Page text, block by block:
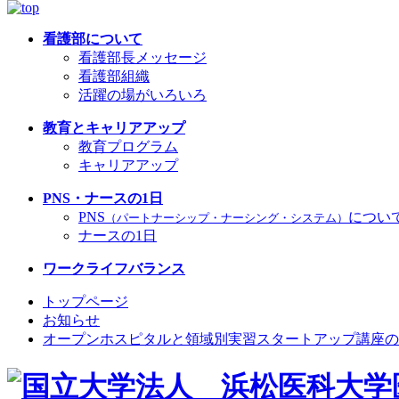
看護部について
看護部長メッセージ
看護部組織
活躍の場がいろいろ
教育とキャリアアップ
教育プログラム
キャリアアップ
PNS・ナースの1日
PNS （パートナーシップ・ナーシング・システム） につい
ナースの1日
ワークライフバランス
トップページ
お知らせ
オープンホスピタルと領域別実習スタートアップ講座